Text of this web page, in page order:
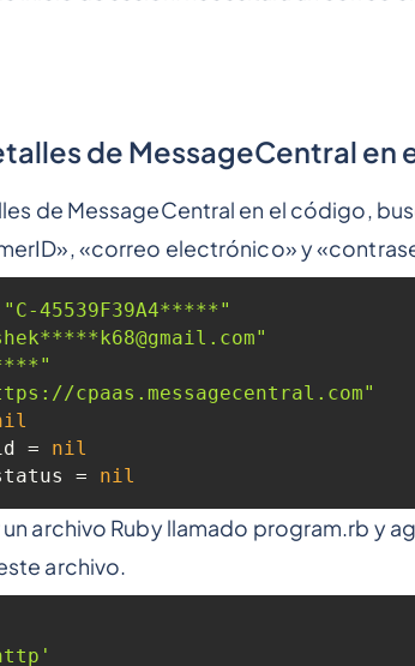
de MessageCentral en
de MessageCentral en el código,
«correo electrónico» y
"C-45539F39A4*****"
cpaas.messagecentral.com"
= nil
= nil
archivo Ruby llamado program.rb y
archivo.